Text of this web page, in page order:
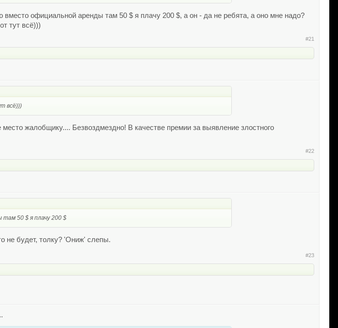
вместо официальной аренды там 50 $ я плачу 200 $, а он - да не ребята, а оно мне надо?
тут всё)))
#21
всё)))
жалобщику.... Безвоздмездно! В качестве премии за выявление злостного
#22
50 $ я плачу 200 $
не будет, толку? 'Ониж' слепы.
#23